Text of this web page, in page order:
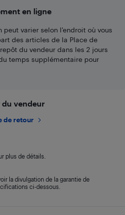
en ligne
peut varier selon l'endroit où vous
des articles de la Place de
du vendeur dans les 2 jours
temps supplémentaire pour
vendeur
de retour
plus de détails.
la divulgation de la garantie de
ci-dessous.